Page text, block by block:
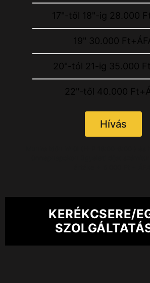
17"-től 18"-ig 28.000
19" 30.000
20"-tól 21-ig 35.000
22"-től 40.000
Hívás
KERÉKCSERE/